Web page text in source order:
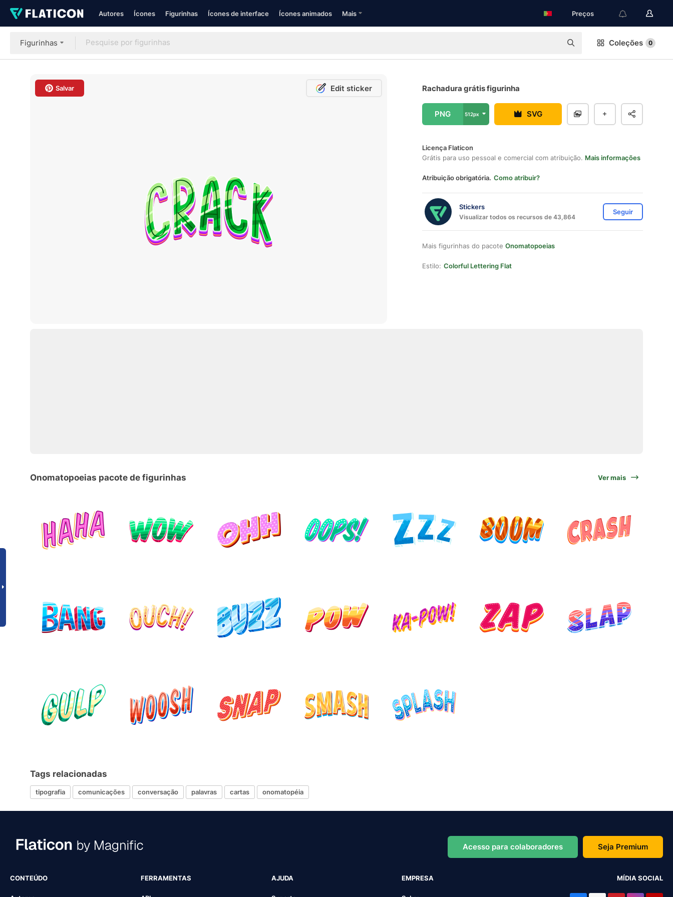
Autores Ícones Figurinhas Ícones de interface Ícones animados Mais Preços
Figurinhas Coleções 0
Salvar Edit sticker Rachadura grátis figurinha
PNG 512px SVG
Licença Flaticon
Grátis para uso pessoal e comercial com atribuição. Mais informações
Atribuição obrigatória. Como atribuir?
Stickers
Visualizar todos os recursos de 43,864
Seguir
Mais figurinhas do pacote Onomatopoeias
Estilo: Colorful Lettering Flat
Onomatopoeias pacote de figurinhas Ver mais
Tags relacionadas
tipografia comunicações conversação palavras cartas onomatopéia
Acesso para colaboradores Seja Premium
CONTEÚDO FERRAMENTAS AJUDA EMPRESA MÍDIA SOCIAL